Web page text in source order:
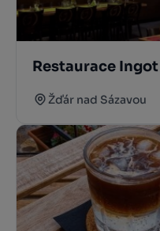
Restaurace Ingot
Žďár nad Sázavou